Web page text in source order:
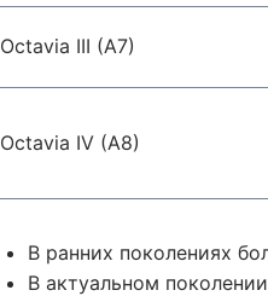
Octavia III (A7)
Octavia IV (A8)
В ранних поколениях
В актуальном